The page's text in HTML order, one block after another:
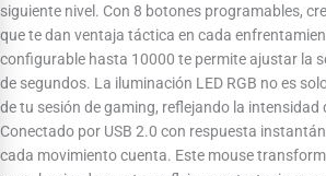
siguiente nivel. Con 8 botones programables,
que te dan ventaja táctica en cada
configurable hasta 10000 te permite ajustar la
de segundos. La iluminación LED RGB no es
de tu sesión de gaming, reflejando la intensidad
Conectado por USB 2.0 con respuesta
cada movimiento cuenta. Este mouse